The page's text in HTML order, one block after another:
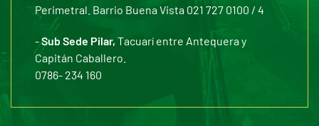
Perimetral. Barrio Buena Vista 021 727 0100 / 4
-Sub Sede Pilar, Tacuarí entre Antequera y
Capitán Caballero.
0786- 234 160